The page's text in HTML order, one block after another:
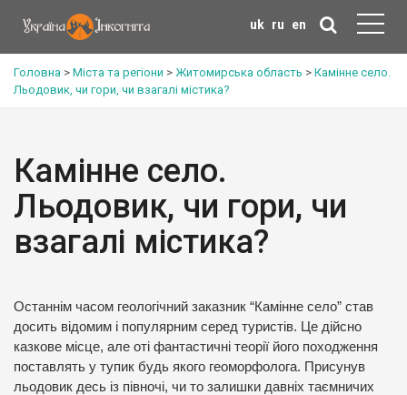
uk ru en
Головна > Міста та регіони > Житомирська область > Камінне село.
Льодовик, чи гори, чи взагалі містика?
Камінне село.
Льодовик, чи гори, чи
взагалі містика?
Останнім часом геологічний заказник “Камінне село” став
досить відомим і популярним серед туристів. Це дійсно
казкове місце, але оті фантастичні теорії його походження
поставлять у тупик будь якого геоморфолога. Присунув
льодовик десь із півночі, чи то залишки давніх таємничих